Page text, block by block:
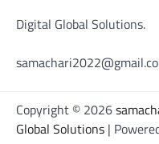
Digital Global Solutions.
Copyright © 2026
Global Solutions |